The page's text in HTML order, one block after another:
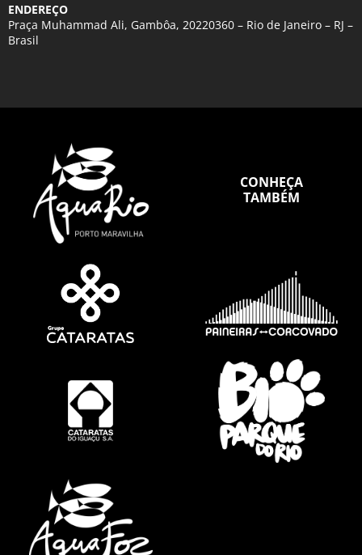
ENDEREÇO
Praça Muhammad Ali, Gambôa, 20220360 – Rio de Janeiro – RJ –
Brasil
CONHEÇA
TAMBÉM